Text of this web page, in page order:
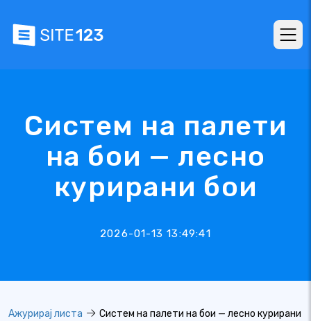
Систем на палети
на бои — лесно
курирани бои
2026-01-13 13:49:41
Ажурирај листа
Систем на палети на бои — лесно курирани